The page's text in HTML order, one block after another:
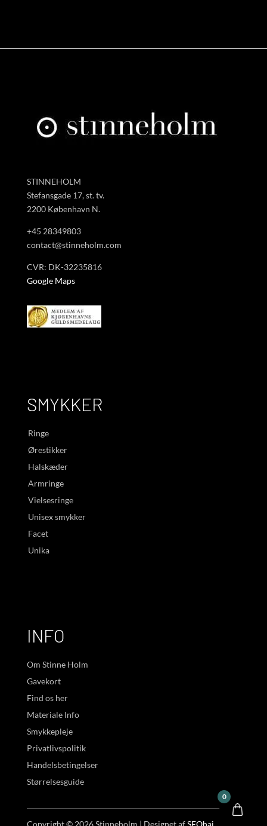
STINNEHOLM
Stefansgade 17, st. tv.
2200 København N.
+45 28349803
contact@stinneholm.com
CVR: DK-32235816
Google Maps
SMYKKER
Ringe
Ørestikker
Halskæder
Armringe
Vielsesringe
Unisex smykker
Facet
Unika
INFO
Om Stinne Holm
Gavekort
Find os her
Materiale Info
Smykkepleje
Privatlivspolitik
Handelsbetingelser
Størrelsesguide
Copyright © 2026 Stinneholm | Designet afSEOhaj
0